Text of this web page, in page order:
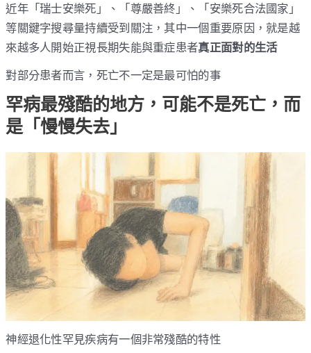
近年「瑞士安樂死」、「尊嚴善終」、「安樂死合法國家」
等關鍵字搜尋量持續受到關注，其中一個重要原因，就是越
來越多人開始正視長期失能與重症患者真正面對的生活
對部分患者而言，死亡不一定是最可怕的事
罕病最殘酷的地方，可能不是死亡，而
是「慢慢失去」
神經退化性罕見疾病有一個非常殘酷的特性